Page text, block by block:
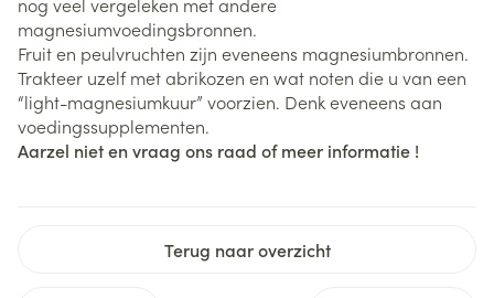
magnesiumvoedingsbronnen.
Fruit en peulvruchten zijn eveneens magnesiumbronnen.
Trakteer uzelf met abrikozen en wat noten die u van een
“light-magnesiumkuur” voorzien. Denk eveneens aan
voedingssupplementen.
Aarzel niet en vraag ons raad of meer informatie !
Terug naar overzicht